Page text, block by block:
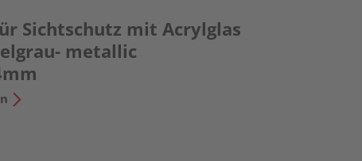
Sichtschutz mit Acrylglas
metallic